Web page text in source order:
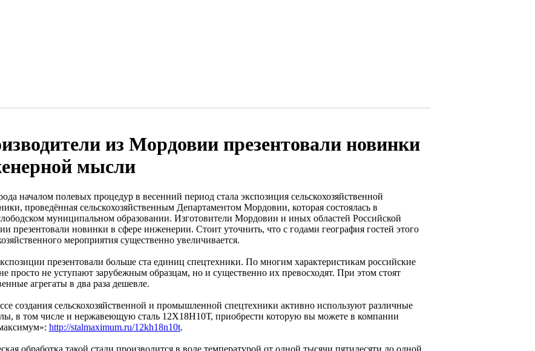
из Мордовии презентовали новинки
мысли
началом полевых процедур в весенний период стала экспозиция сельскохозяйственной
проведённая сельскохозяйственным Департаментом Мордовии, которая состоялась в
муниципальном образовании. Изготовители Мордовии и иных областей Российской
презентовали новинки в сфере инженерии. Стоит уточнить, что с годами география гостей этого
мероприятия существенно увеличивается.
презентовали больше ста единиц спецтехники. По многим характеристикам российские
просто не уступают зарубежным образцам, но и существенно их превосходят. При этом стоят
агрегаты в два раза дешевле.
создания сельскохозяйственной и промышленной спецтехники активно используют различные
в том числе и нержавеющую сталь 12Х18Н10Т, приобрести которую вы можете в компании
http://stalmaximum.ru/12kh18n10t.
обработка такой стали производится в воде температурой от одной тысячи пятидесяти до одной